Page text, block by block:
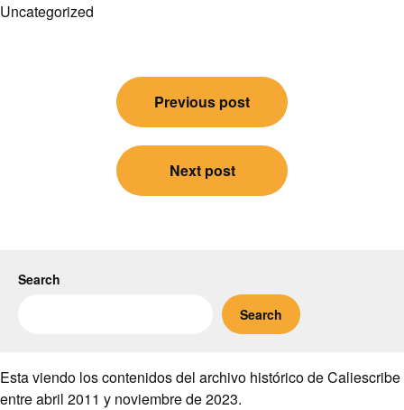
Uncategorized
Previous post
Next post
Search
Search
Esta viendo los contenidos del archivo histórico de Caliescribe
entre abril 2011 y noviembre de 2023.